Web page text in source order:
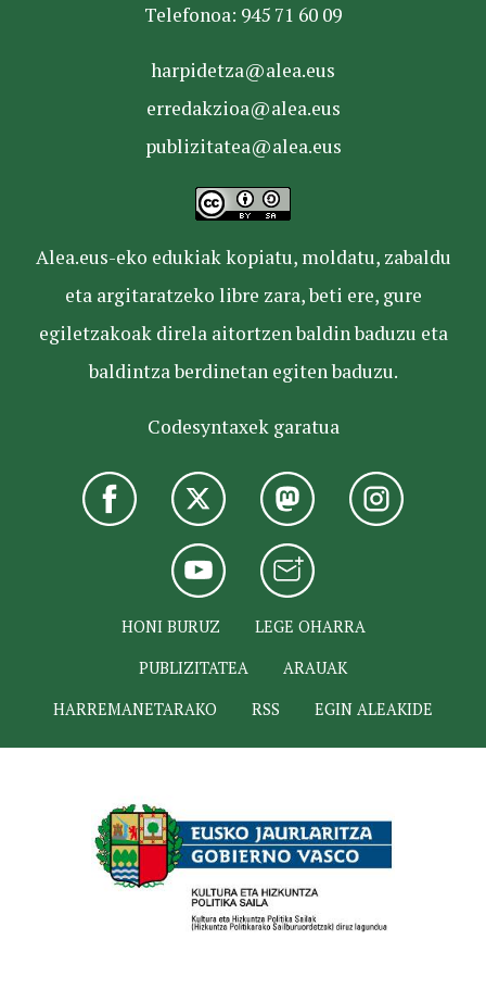
Telefonoa: 945 71 60 09
harpidetza@alea.eus
erredakzioa@alea.eus
publizitatea@alea.eus
Alea.eus-eko edukiak kopiatu, moldatu, zabaldu
eta argitaratzeko libre zara, beti ere, gure
egiletzakoak direla aitortzen baldin baduzu eta
baldintza berdinetan egiten baduzu.
Codesyntaxek garatua
HONI BURUZ
LEGE OHARRA
PUBLIZITATEA
ARAUAK
HARREMANETARAKO
RSS EGIN ALEAKIDE